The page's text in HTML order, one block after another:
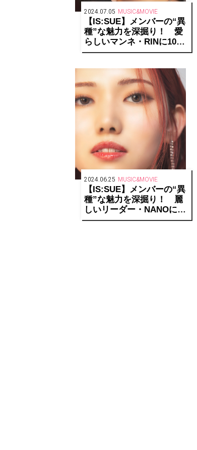
2024.07.05 MUSIC&MOVIE
【IS:SUE】メンバーの“異
種”な魅力を深掘り！ 愛
らしいマンネ・RINに10の
質問「キレイなお姉さんが
2024.06.25 MUSIC&MOVIE
【IS:SUE】メンバーの“異
種”な魅力を深掘り！ 麗
しいリーダー・NANOに10
の質問「これまでの経験が